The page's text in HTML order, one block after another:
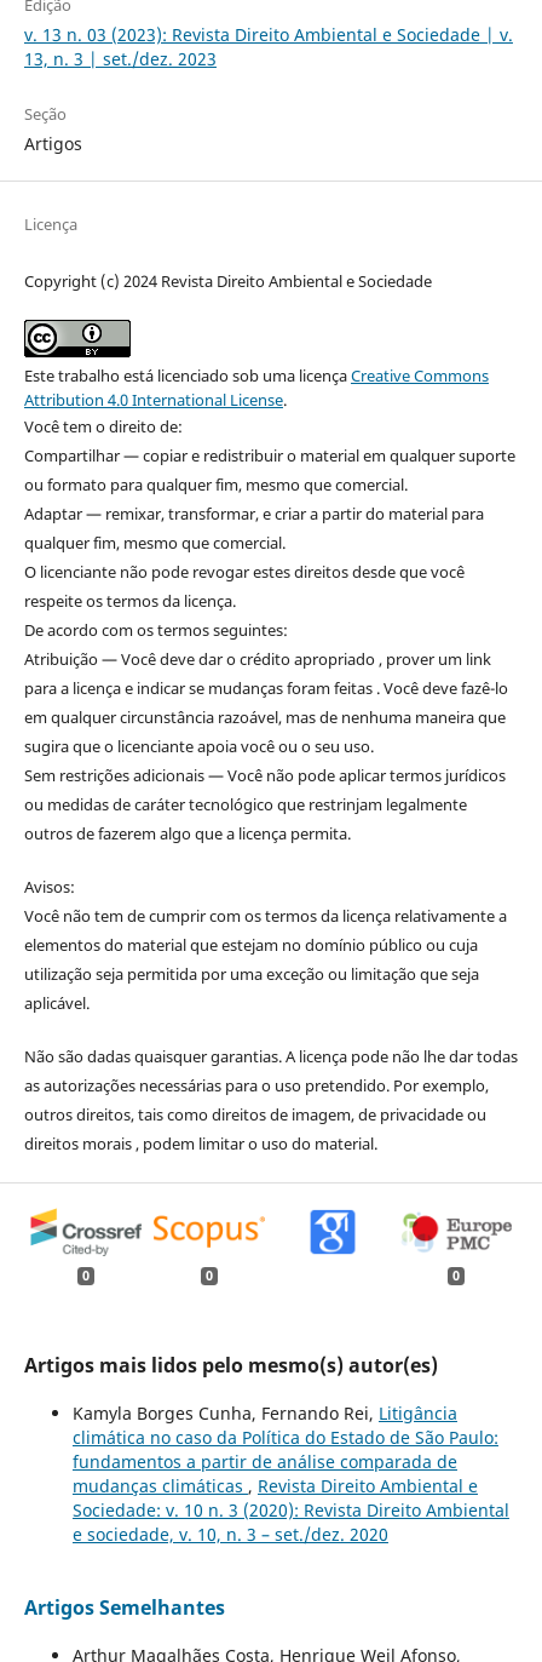
Edição
v. 13 n. 03 (2023): Revista Direito Ambiental e Sociedade | v.
13, n. 3 | set./dez. 2023
Seção
Artigos
Licença
Copyright (c) 2024 Revista Direito Ambiental e Sociedade
Este trabalho está licenciado sob uma licençaCreative Commons
Attribution 4.0 International License.
Você tem o direito de:
Compartilhar — copiar e redistribuir o material em qualquer suporte
ou formato para qualquer fim, mesmo que comercial.
Adaptar — remixar, transformar, e criar a partir do material para
qualquer fim, mesmo que comercial.
O licenciante não pode revogar estes direitos desde que você
respeite os termos da licença.
De acordo com os termos seguintes:
Atribuição — Você deve dar o crédito apropriado , prover um link
para a licença e indicar se mudanças foram feitas . Você deve fazê-lo
em qualquer circunstância razoável, mas de nenhuma maneira que
sugira que o licenciante apoia você ou o seu uso.
Sem restrições adicionais — Você não pode aplicar termos jurídicos
ou medidas de caráter tecnológico que restrinjam legalmente
outros de fazerem algo que a licença permita.
Avisos:
Você não tem de cumprir com os termos da licença relativamente a
elementos do material que estejam no domínio público ou cuja
utilização seja permitida por uma exceção ou limitação que seja
aplicável.
Não são dadas quaisquer garantias. A licença pode não lhe dar todas
as autorizações necessárias para o uso pretendido. Por exemplo,
outros direitos, tais como direitos de imagem, de privacidade ou
direitos morais , podem limitar o uso do material.
0 0 0
Artigos mais lidos pelo mesmo(s) autor(es)
Kamyla Borges Cunha, Fernando Rei, Litigância
climática no caso da Política do Estado de São Paulo:
fundamentos a partir de análise comparada de
mudanças climáticas , Revista Direito Ambiental e
Sociedade: v. 10 n. 3 (2020): Revista Direito Ambiental
e sociedade, v. 10, n. 3 – set./dez. 2020
Artigos Semelhantes
Arthur Magalhães Costa, Henrique Weil Afonso,